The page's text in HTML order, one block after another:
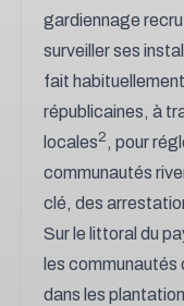
gardiennage
surveiller ses
fait
républicaines, à
locales2 , pour
communautés
clé, des
Sur le littoral du
les communautés
dans les